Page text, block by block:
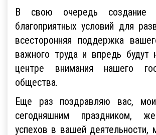
В свою очередь создание
благоприятных условий для
всесторонняя поддержка
важного труда и впредь будут
центре внимания нашего
общества.
Еще раз поздравляю вас,
сегодняшним праздником,
успехов в вашей деятельности,